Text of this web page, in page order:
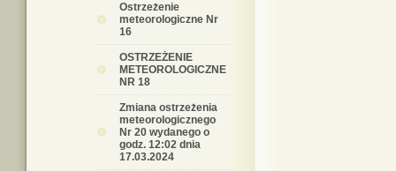
Ostrzeżenie
meteorologiczne Nr
16
OSTRZEŻENIE
METEOROLOGICZNE
NR 18
Zmiana ostrzeżenia
meteorologicznego
Nr 20 wydanego o
godz. 12:02 dnia
17.03.2024